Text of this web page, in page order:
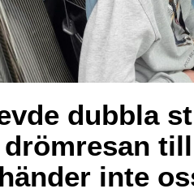
dubbla
inte